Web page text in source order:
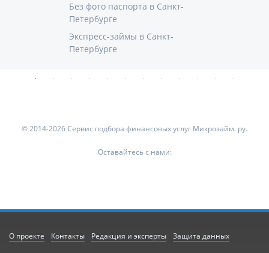
Без фото паспорта в Санкт-
Петербурге
Экспресс-займы в Санкт-
Петербурге
© 2014-2026 Сервис подбора финансовых услуг Микрозайм. ру.
Оставайтесь с нами:
О проекте Контакты Редакция и эксперты Защита данных